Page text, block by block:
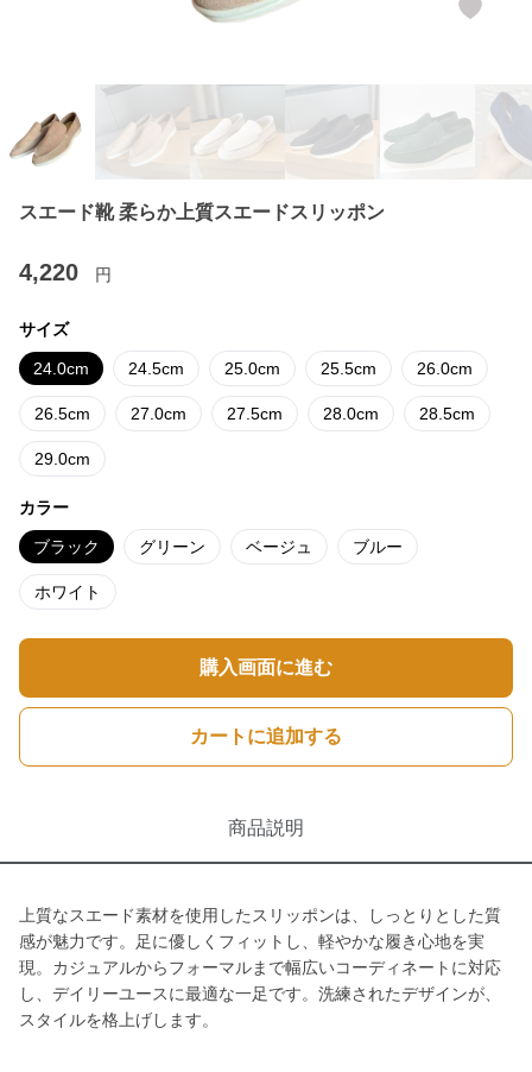
スエード靴 柔らか上質スエードスリッポン
4,220 円
サイズ
24.0cm 24.5cm 25.0cm 25.5cm 26.0cm
26.5cm 27.0cm 27.5cm 28.0cm 28.5cm
29.0cm
カラー
ブラック グリーン ベージュ ブルー
ホワイト
購入画面に進む
カートに追加する
商品説明
上質なスエード素材を使用したスリッポンは、しっとりとした質
感が魅力です。足に優しくフィットし、軽やかな履き心地を実
現。カジュアルからフォーマルまで幅広いコーディネートに対応
し、デイリーユースに最適な一足です。洗練されたデザインが、
スタイルを格上げします。